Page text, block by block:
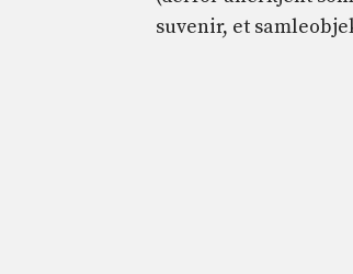
suvenir, et